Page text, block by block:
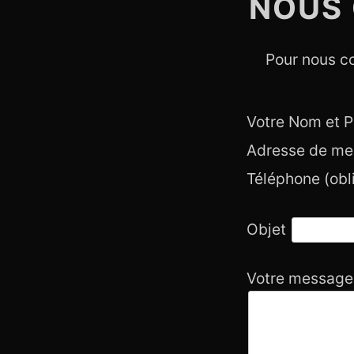
NOUS
Pour nous
Votre Nom et
Adresse de
Téléphone
Objet
Votre message